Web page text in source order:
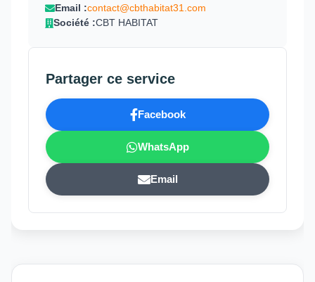
Email :contact@cbthabitat31.com
Société :CBT HABITAT
Partager ce service
Facebook
WhatsApp
Email